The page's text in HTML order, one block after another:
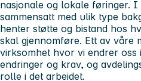
nasjonale og lokale føringer. I
sammensatt med ulik type
henter støtte og bistand hos
skal gjennomføre. Ett av våre
virksomhet hvor vi endrer oss
endringer og krav, og
rolle i det arbeidet.